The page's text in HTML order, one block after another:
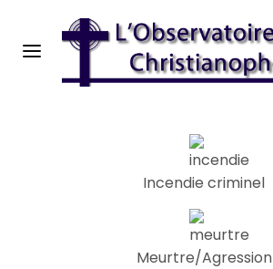
Incendie criminel
Meurtre/Agression